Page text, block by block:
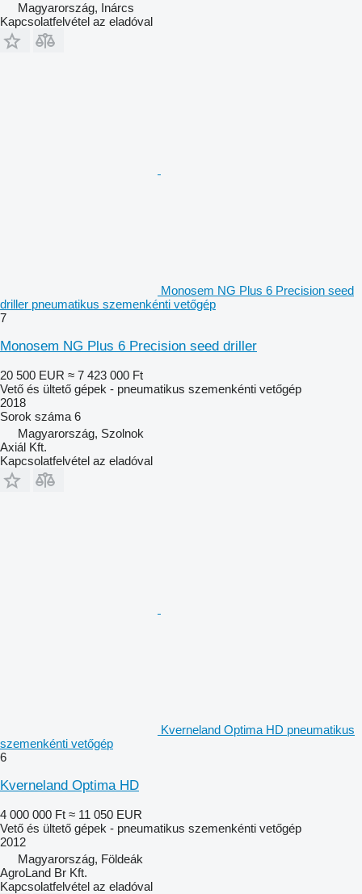
Magyarország, Inárcs
Kapcsolatfelvétel az eladóval
Monosem NG Plus 6 Precision seed
driller pneumatikus szemenkénti vetőgép
7
Monosem NG Plus 6 Precision seed driller
20 500 EUR ≈ 7 423 000 Ft
Vető és ültető gépek - pneumatikus szemenkénti vetőgép
2018
Sorok száma 6
Magyarország, Szolnok
Axiál Kft.
Kapcsolatfelvétel az eladóval
Kverneland Optima HD pneumatikus
szemenkénti vetőgép
6
Kverneland Optima HD
4 000 000 Ft ≈ 11 050 EUR
Vető és ültető gépek - pneumatikus szemenkénti vetőgép
2012
Magyarország, Földeák
AgroLand Br Kft.
Kapcsolatfelvétel az eladóval